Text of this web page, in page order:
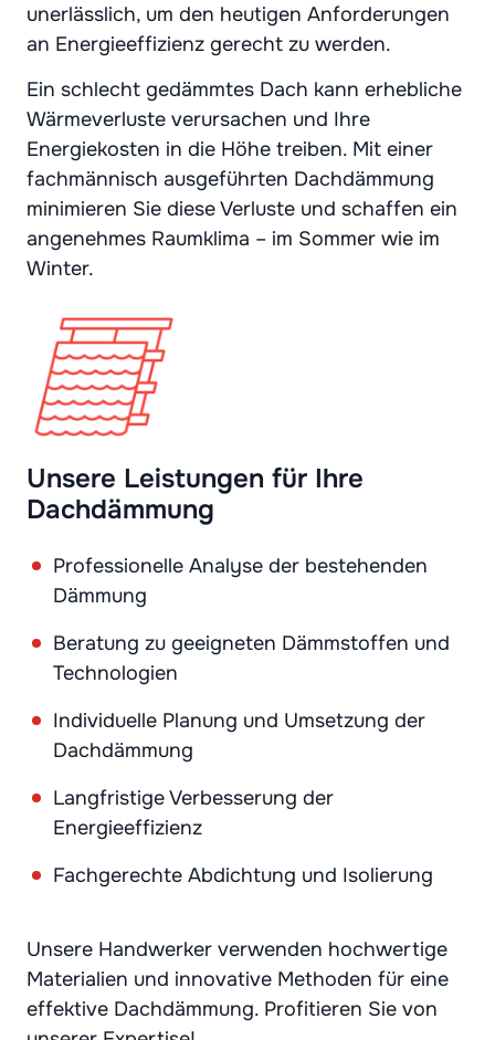
unerlässlich, um den heutigen Anforderungen
an Energieeffizienz gerecht zu werden.
Ein schlecht gedämmtes Dach kann erhebliche
Wärmeverluste verursachen und Ihre
Energiekosten in die Höhe treiben. Mit einer
fachmännisch ausgeführten Dachdämmung
minimieren Sie diese Verluste und schaffen ein
angenehmes Raumklima – im Sommer wie im
Winter.
Unsere Leistungen für Ihre
Dachdämmung
Professionelle Analyse der bestehenden
Dämmung
Beratung zu geeigneten Dämmstoffen und
Technologien
Individuelle Planung und Umsetzung der
Dachdämmung
Langfristige Verbesserung der
Energieeffizienz
Fachgerechte Abdichtung und Isolierung
Unsere Handwerker verwenden hochwertige
Materialien und innovative Methoden für eine
effektive Dachdämmung. Profitieren Sie von